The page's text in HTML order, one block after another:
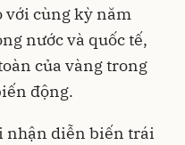
với cùng kỳ năm
nước và quốc tế,
của vàng trong
động.
nhận diễn biến trái